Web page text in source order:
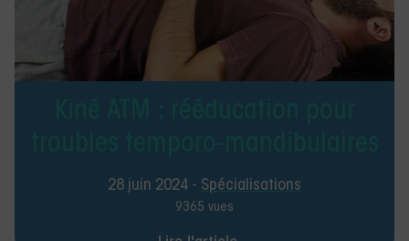
28 juin 2024 - Spécialisations
9365 vues